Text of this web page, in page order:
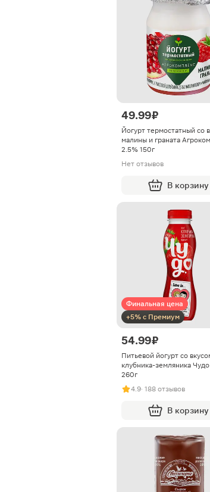
49.99 ₽
Йогурт термостатный со
малины и граната
2.5% 150г
Нет отзывов
В корзину
Финальная цена
+5% с Премиум
54.99 ₽
Питьевой йогурт со
клубника-земляника
260г
4.9· 188 отзывов
В корзину